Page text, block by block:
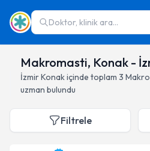
Doktor, klinik ara...
Makromasti, Konak -
İzmirKonakiçinde toplam 3
uzman bulundu
Filtrele